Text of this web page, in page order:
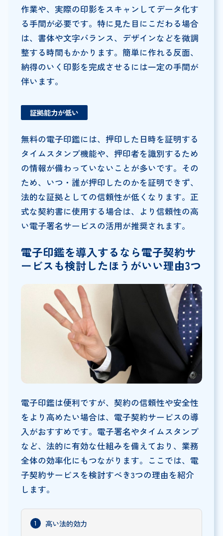
作業や、実際の印影をスキャンしてデータ化す
る手間が必要です。特に見た目にこだわる場合
は、書体や文字バランス、デザインなどを微調
整する時間もかかります。簡単に作れる反面、
納得のいく印影を完成させるには一定の手間が
伴います。
証拠能力が低い
無料の電子印鑑には、押印した日時を証明する
タイムスタンプ機能や、押印者を識別するため
の情報が備わっていないことが多いです。その
ため、いつ・誰が押印したのかを証明できず、
法的な証拠としての信頼性が低くなります。正
式な契約書に使用する場合は、より信頼性の高
い電子署名サービスの活用が推奨されます。
電子印鑑を導入するなら電子契約サ
ービスも検討したほうがいい理由3つ
電子印鑑は便利ですが、契約の信頼性や安全性
をより高めたい場合は、電子契約サービスの導
入がおすすめです。電子署名やタイムスタンプ
など、法的に有効な仕組みを備えており、業務
全体の効率化にもつながります。ここでは、電
子契約サービスを検討すべき3つの理由を紹介
します。
高い法的効力